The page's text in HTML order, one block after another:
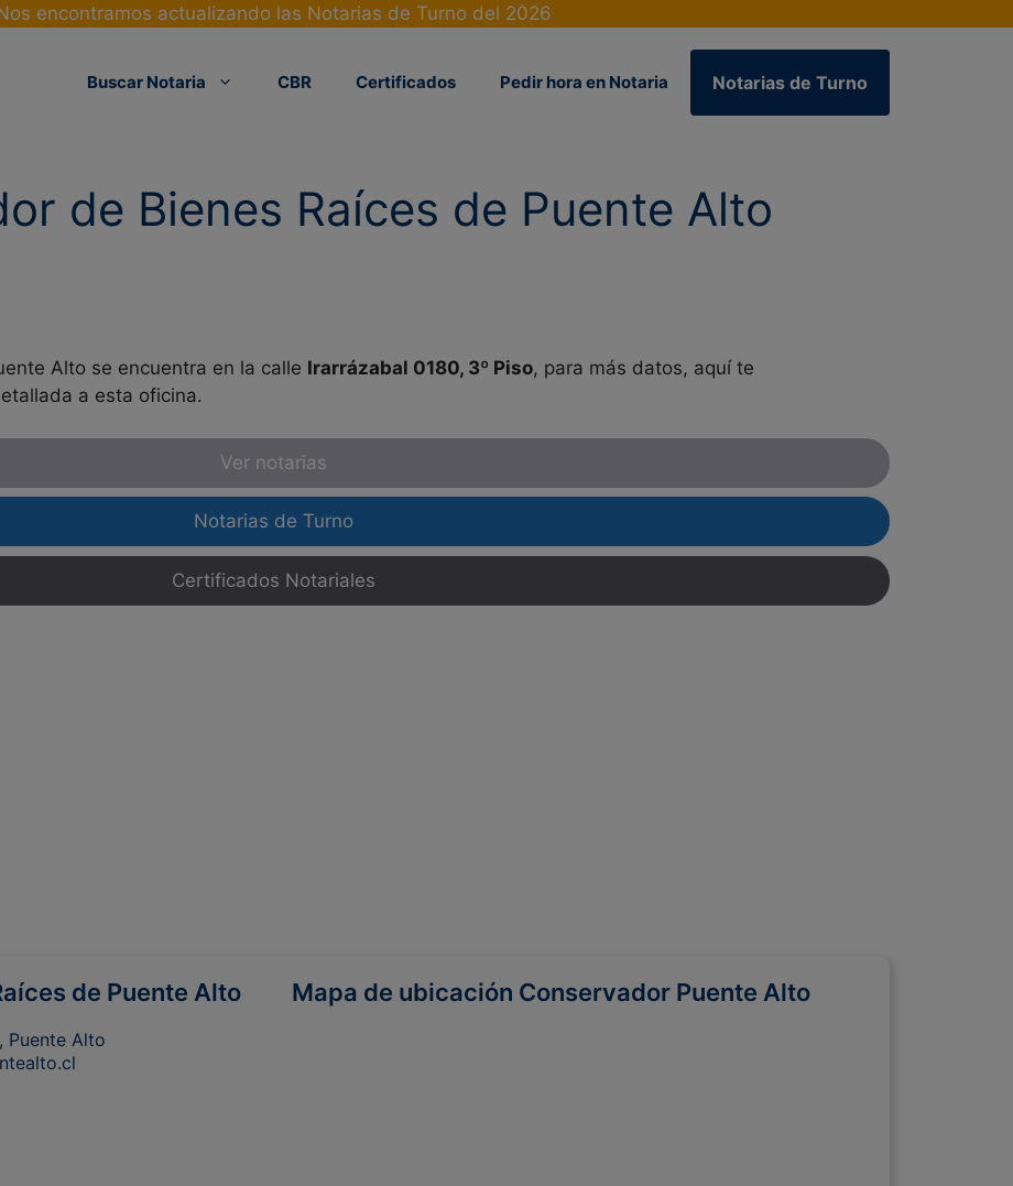
encontramos actualizando las Notarias de Turno del 2026
Buscar Notaria CBR Certificados Pedir hora en Notaria Notarias de Turno
de Bienes Raíces de Puente Alto
Alto se encuentra en la calle Irarrázabal 0180, 3º Piso, para más datos, aquí te
a esta oficina.
Ver notarias
Notarias de Turno
Certificados Notariales
de Puente Alto
Puente Alto
Mapa de ubicación Conservador Puente Alto